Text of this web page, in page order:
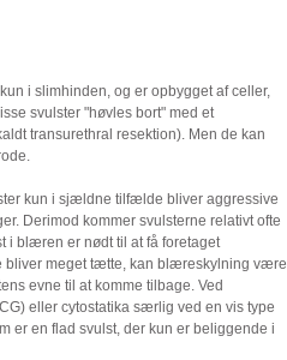
i slimhinden, og er opbygget af celler,
svulster "høvles bort" med et
transurethral resektion). Men de kan
kun i sjældne tilfælde bliver aggressive
Derimod kommer svulsterne relativt ofte
i blæren er nødt til at få foretaget
bliver meget tætte, kan blæreskylning være
evne til at komme tilbage. Ved
eller cytostatika særlig ved en vis type
er en flad svulst, der kun er beliggende i